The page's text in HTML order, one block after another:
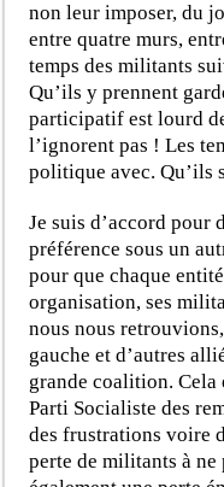
non leur imposer, du
entre quatre murs,
temps des militants
Qu’ils y prennent
participatif est lourd
l’ignorent pas ! Les
politique avec. Qu’ils
Je suis d’accord pour
préférence sous un
pour que chaque
organisation, ses
nous nous
gauche et d’autres
grande coalition. Cela
Parti Socialiste des
des frustrations voire
perte de militants à